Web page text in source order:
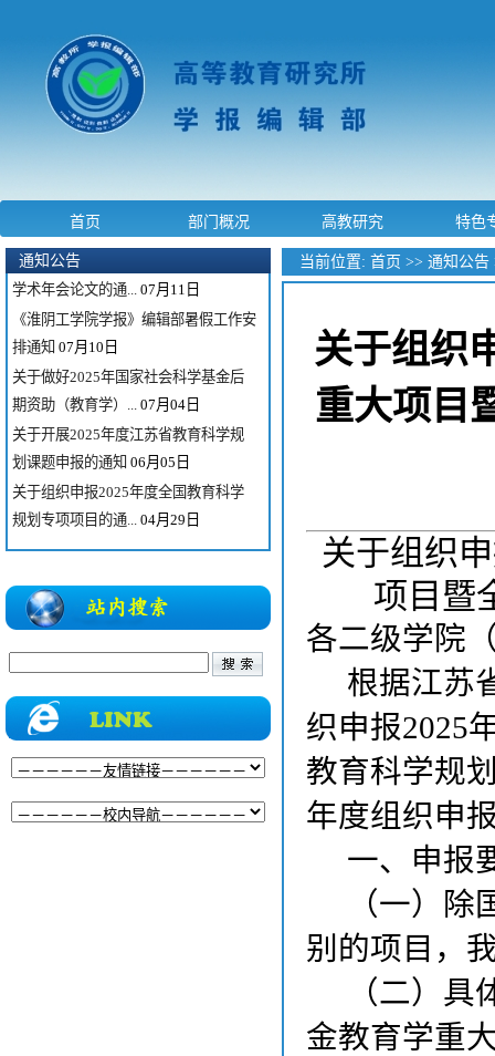
首页 部门概况 高教研究 特色
通知公告
2025年度江苏省教育科学规划战略性
与政策性重大招标...
09月11日
关于征集江苏省高等教育学会2025年
学术年会论文的通...
07月11日
《淮阴工学院学报》编辑部暑假工作安
排通知 07月10日
关于做好2025年国家社会科学基金后
期资助（教育学）...
07月04日
关于开展2025年度江苏省教育科学规
划课题申报的通知 06月05日
关于组织申报2025年度全国教育科学
规划专项项目的通...
04月29日
关于征集2026年省级高等教育学会联
合学术年会学术报... 04月07日
2025年度江苏省教育科学规划战略性
与政策性重大招标... 09月11日
关于征集江苏省高等教育学会2025年
学术年会论文的通... 07月11日
排通知 07月10日
当前位置: 首页 >> 通知公告
关于组织
重大项目
关于组织
项目暨
各二级学院
根据江苏
织申报2025
教育科学规
年度组织申
一、申报
（一）
别的项目，
（二）
金教育学重